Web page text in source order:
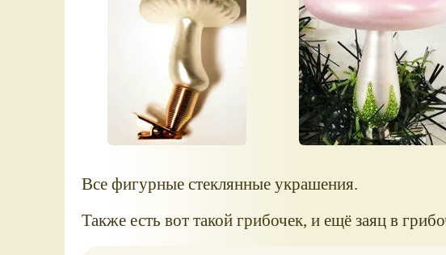
Все фигурные стеклянные украшения.
Также есть вот такой грибочек, и ещё заяц в